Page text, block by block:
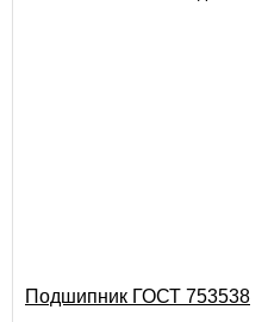
Подшипник ГОСТ 753538